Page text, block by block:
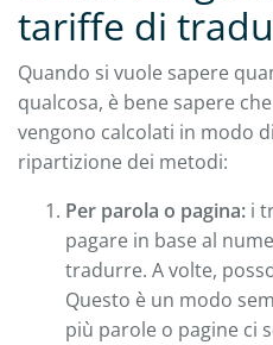
tariffe di
Quando si vuole sapere
qualcosa, è bene sapere
vengono calcolati in modo
ripartizione dei metodi:
Per parola o pagina: i
pagare in base al
tradurre. A volte,
Questo è un modo
più parole o pagine ci